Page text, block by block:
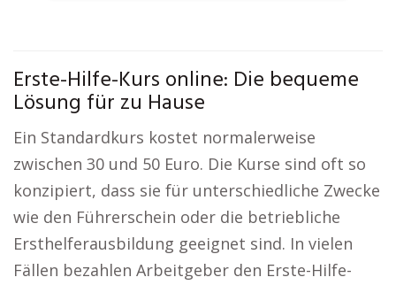
Erste-Hilfe-Kurs online: Die bequeme
Lösung für zu Hause
Ein Standardkurs kostet normalerweise
zwischen 30 und 50 Euro. Die Kurse sind oft so
konzipiert, dass sie für unterschiedliche Zwecke
wie den Führerschein oder die betriebliche
Ersthelferausbildung geeignet sind. In vielen
Fällen bezahlen Arbeitgeber den Erste-Hilfe-